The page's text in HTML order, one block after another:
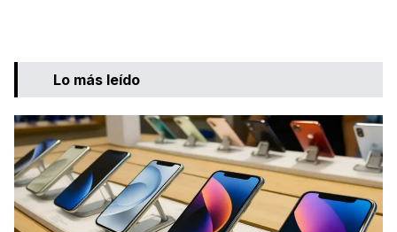
Lo más leído